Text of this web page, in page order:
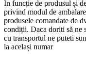
În funcție de produsul și
privind modul de
produsele comandate de
condiții. Daca doriti să ne
cu transportul ne puteti
la același numar